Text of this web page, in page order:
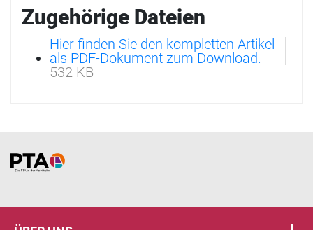
Zugehörige Dateien
Hier finden Sie den kompletten Artikel
als PDF-Dokument zum Download.
532 KB
Home